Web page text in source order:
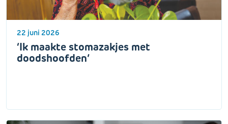
22 juni 2026
‘Ik maakte stomazakjes met
doodshoofden’